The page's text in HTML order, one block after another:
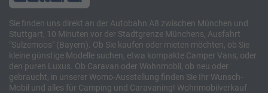
Sie finden uns direkt an der Autobahn A8 zwischen München und
Stuttgart, 10 Minuten vor der Stadtgrenze Münchens, Ausfahrt
"Sulzemoos" (Bayern). Ob Sie kaufen oder mieten möchten, ob Sie
kleine günstige Modelle suchen, etwa kompakte Camper Vans, oder
den puren Luxus. Ob Caravan oder Wohnmobil, ob neu oder
gebraucht, in unserer Womo-Ausstellung finden Sie Ihr Wunsch-
Mobil und alles für Camping und Caravaning! Wohnmobilverkauf